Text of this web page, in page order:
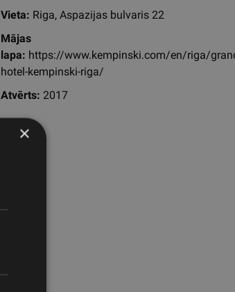
Vieta: Riga, Aspazijas bulvaris 22
Mājas
lapa: https://www.kempinski.com/en/riga/
hotel-kempinski-riga/
Atvērts: 2017
×